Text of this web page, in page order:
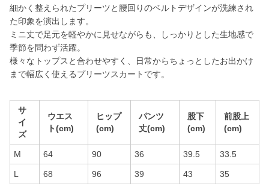
細かく整えられたプリーツと腰回りのベルトデザインが洗練され
た印象を演出します。
ミニ丈で足元を軽やかに見せながらも、しっかりとした生地感で
季節を問わず活躍。
様々なトップスと合わせやすく、日常からちょっとしたお出かけ
まで幅広く使えるプリーツスカートです。
サ
イ
ズ
ウエス
ト(cm)
ヒップ
(cm)
パンツ
丈(cm)
股下
(cm)
前股上
(cm)
M 64 90 36 39.5 33.5
L 68 96 39 43 35